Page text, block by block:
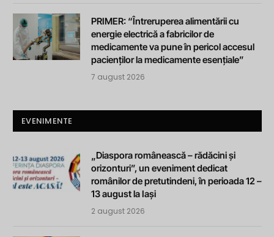
PRIMER: “Întreruperea alimentării cu
energie electrică a fabricilor de
medicamente va pune în pericol accesul
pacienților la medicamente esențiale”
7 august 2026
EVENIMENTE
„Diaspora românească – rădăcini și
orizonturi”, un eveniment dedicat
românilor de pretutindeni, în perioada 12 –
13 august la Iași
2 august 2026